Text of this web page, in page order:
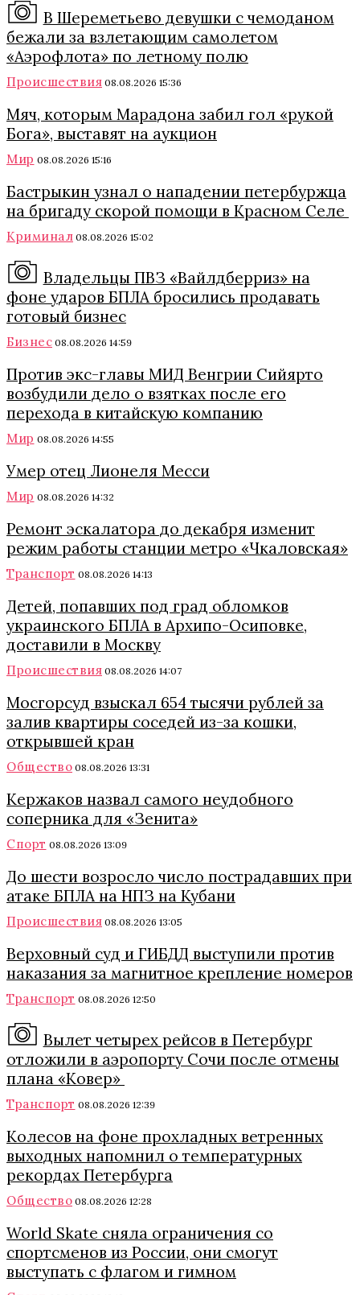
В Шереметьево девушки с чемоданом
бежали за взлетающим самолетом
«Аэрофлота» по летному полю
Происшествия 08.08.2026 15:36
Мяч, которым Марадона забил гол «рукой
Бога», выставят на аукцион
Мир 08.08.2026 15:16
Бастрыкин узнал о нападении петербуржца
на бригаду скорой помощи в Красном Селе
Криминал 08.08.2026 15:02
Владельцы ПВЗ «Вайлдберриз» на
фоне ударов БПЛА бросились продавать
готовый бизнес
Бизнес 08.08.2026 14:59
Против экс-главы МИД Венгрии Сийярто
возбудили дело о взятках после его
перехода в китайскую компанию
Мир 08.08.2026 14:55
Умер отец Лионеля Месси
Мир 08.08.2026 14:32
Ремонт эскалатора до декабря изменит
режим работы станции метро «Чкаловская»
Транспорт 08.08.2026 14:13
Детей, попавших под град обломков
украинского БПЛА в Архипо-Осиповке,
доставили в Москву
Происшествия 08.08.2026 14:07
Мосгорсуд взыскал 654 тысячи рублей за
залив квартиры соседей из-за кошки,
открывшей кран
Общество 08.08.2026 13:31
Кержаков назвал самого неудобного
соперника для «Зенита»
Спорт 08.08.2026 13:09
До шести возросло число пострадавших при
атаке БПЛА на НПЗ на Кубани
Происшествия 08.08.2026 13:05
Верховный суд и ГИБДД выступили против
наказания за магнитное крепление номеров
Транспорт 08.08.2026 12:50
Вылет четырех рейсов в Петербург
отложили в аэропорту Сочи после отмены
плана «Ковер»
Транспорт 08.08.2026 12:39
Колесов на фоне прохладных ветренных
выходных напомнил о температурных
рекордах Петербурга
Общество 08.08.2026 12:28
World Skate сняла ограничения со
спортсменов из России, они смогут
выступать с флагом и гимном